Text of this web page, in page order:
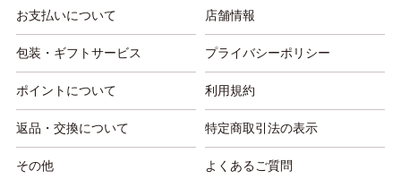
お支払いについて
包装・ギフトサービス
ポイントについて
返品・交換について
その他
店舗情報
プライバシーポリシー
利用規約
特定商取引法の表示
よくあるご質問